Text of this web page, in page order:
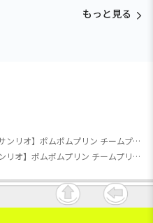
もっと見る
【サンリオ】ポムポムプリン チームプリンぬくぬく超BIGぬいぐるみ
【サンリオ】ポムポムプリン チームプリンぬくぬく超BIGぬいぐるみ